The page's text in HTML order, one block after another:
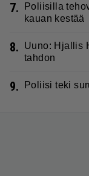
7.
Poliisilla
kauan kestää
8.
Uuno: Hjallis
tahdon
9. Poliisi teki